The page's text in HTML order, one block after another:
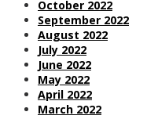
October 2022
September 2022
August 2022
July 2022
June 2022
May 2022
April 2022
March 2022